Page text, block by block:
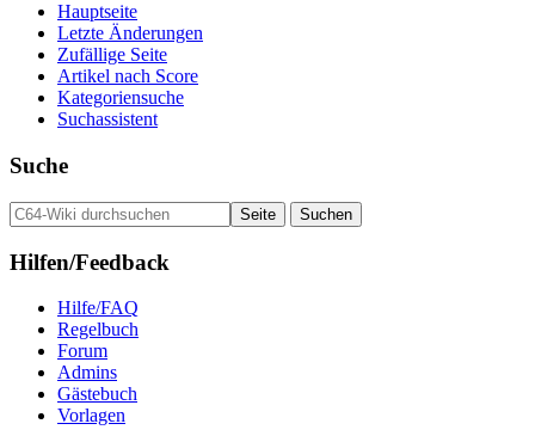
Hauptseite
Letzte Änderungen
Zufällige Seite
Artikel nach Score
Kategoriensuche
Suchassistent
Suche
Hilfen/Feedback
Hilfe/FAQ
Regelbuch
Forum
Admins
Gästebuch
Vorlagen